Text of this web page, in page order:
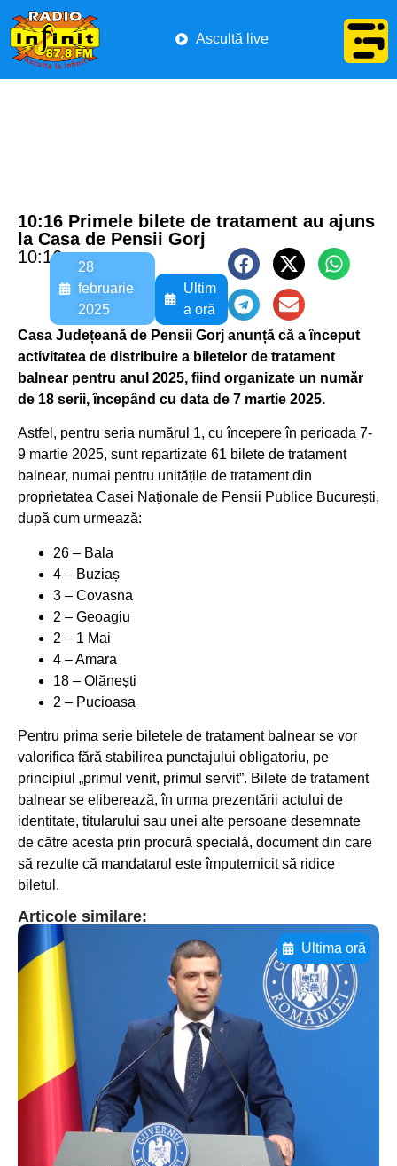
Ascultă live
10:16 Primele bilete de tratament au ajuns
la Casa de Pensii Gorj
10:16
28
februarie
2025
Ultim
a oră
Casa Județeană de Pensii Gorj anunță că a început
activitatea de distribuire a biletelor de tratament
balnear pentru anul 2025, fiind organizate un număr
de 18 serii, începând cu data de 7 martie 2025.
Astfel, pentru seria numărul 1, cu începere în perioada 7-
9 martie 2025, sunt repartizate 61 bilete de tratament
balnear, numai pentru unitățile de tratament din
proprietatea Casei Naționale de Pensii Publice București,
după cum urmează:
26 – Bala
4 – Buziaș
3 – Covasna
2 – Geoagiu
2 – 1 Mai
4 – Amara
18 – Olănești
2 – Pucioasa
Pentru prima serie biletele de tratament balnear se vor
valorifica fără stabilirea punctajului obligatoriu, pe
principiul „primul venit, primul servit”. Bilete de tratament
balnear se eliberează, în urma prezentării actului de
identitate, titularului sau unei alte persoane desemnate
de către acesta prin procură specială, document din care
să rezulte că mandatarul este împuternicit să ridice
biletul.
Articole similare:
Ultima oră
Adaugă aici textul pentru
subtitluAdaugă aici
textul pentru
subtitluAdaugă aici
textul pentru
subtitluAdaugă aici
textul pentru subti